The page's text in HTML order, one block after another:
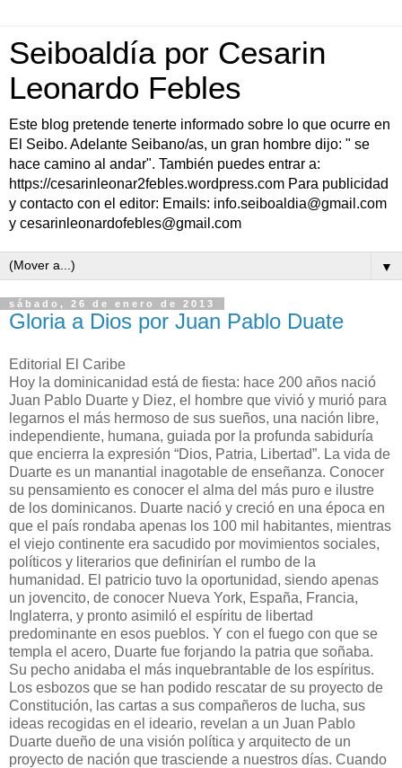
Seiboaldía por Cesarin
Leonardo Febles
Este blog pretende tenerte informado sobre lo que ocurre en
El Seibo. Adelante Seibano/as, un gran hombre dijo: " se
hace camino al andar". También puedes entrar a:
https://cesarinleonar2febles.wordpress.com Para publicidad
y contacto con el editor: Emails: info.seiboaldia@gmail.com
y cesarinleonardofebles@gmail.com
▼
sábado, 26 de enero de 2013
Gloria a Dios por Juan Pablo Duate
Editorial El Caribe
Hoy la dominicanidad está de fiesta: hace 200 años nació
Juan Pablo Duarte y Diez, el hombre que vivió y murió para
legarnos el más hermoso de sus sueños, una nación libre,
independiente, humana, guiada por la profunda sabiduría
que encierra la expresión “Dios, Patria, Libertad”. La vida de
Duarte es un manantial inagotable de enseñanza. Conocer
su pensamiento es conocer el alma del más puro e ilustre
de los dominicanos. Duarte nació y creció en una época en
que el país rondaba apenas los 100 mil habitantes, mientras
el viejo continente era sacudido por movimientos sociales,
políticos y literarios que definirían el rumbo de la
humanidad. El patricio tuvo la oportunidad, siendo apenas
un jovencito, de conocer Nueva York, España, Francia,
Inglaterra, y pronto asimiló el espíritu de libertad
predominante en esos pueblos. Y con el fuego con que se
templa el acero, Duarte fue forjando la patria que soñaba.
Su pecho anidaba el más inquebrantable de los espíritus.
Los esbozos que se han podido rescatar de su proyecto de
Constitución, las cartas a sus compañeros de lucha, sus
ideas recogidas en el ideario, revelan a un Juan Pablo
Duarte dueño de una visión política y arquitecto de un
proyecto de nación que trasciende a nuestros días. Cuando